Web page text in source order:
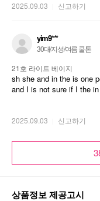
2025.09.03 신고하기
yim9***
30대/지성/여름 쿨톤
21호 라이트 베이지
sh she and in the is one
and I is not sure if I the
2025.09.03 신고하기
상품정보 제공고시